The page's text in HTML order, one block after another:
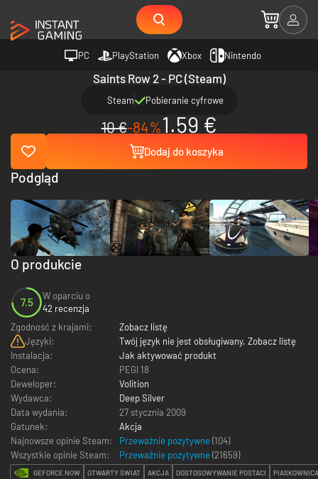
PC PlayStation Xbox Nintendo
Saints Row 2 - PC (Steam)
Steam Pobieranie cyfrowe
10 €-84%1.59 €
Dodaj do koszyka
O produkcie
7.5
W oparciu o
42 recenzja
Zgodność z krajami:
Zobacz listę
Języki:
Twój język nie jest obsługiwany. Zobacz listę
Instalacja:
Jak aktywować produkt
Ocena:
PEGI 18
Deweloper:
Volition
Wydawca:
Deep Silver
Data wydania:
27 stycznia 2009
Gatunek:
Akcja
Najnowsze opinie Steam:
Przeważnie pozytywne (104)
Wszystkie opinie Steam:
Przeważnie pozytywne (21659)
GEFORCE NOW OTWARTY ŚWIAT AKCJA DOSTOSOWYWANIE POSTACI PIASKOWNICA
Podgląd